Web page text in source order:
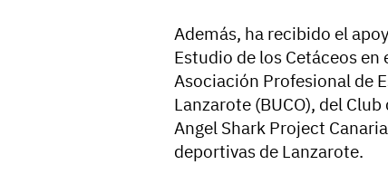
Además, ha recibido el
Estudio de los Cetáceos en
Asociación Profesional de
Lanzarote (BUCO), del
Angel Shark Project
deportivas de Lanzarote.